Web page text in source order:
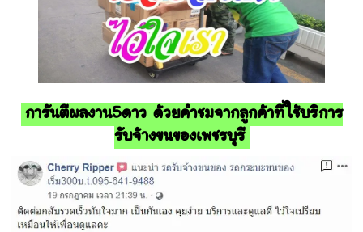
การันตีผลงาน5ดาว ด้วยคำชมจากลูกค้าที่ใช้บริการ
รับจ้างขนของเพชรบุรี